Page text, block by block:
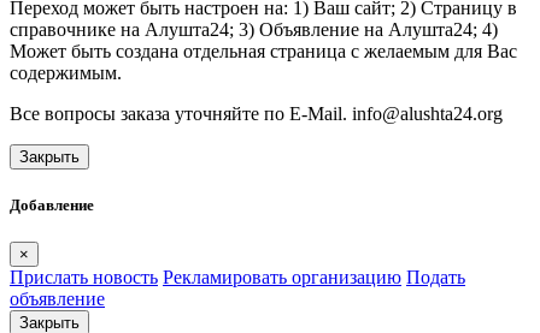
Переход может быть настроен на: 1) Ваш сайт; 2) Страницу в
справочнике на Алушта24; 3) Объявление на Алушта24; 4)
Может быть создана отдельная страница с желаемым для Вас
содержимым.
Все вопросы заказа уточняйте по E-Mail. info@alushta24.org
Закрыть
Добавление
×
Прислать новость Рекламировать организацию Подать
объявление
Закрыть